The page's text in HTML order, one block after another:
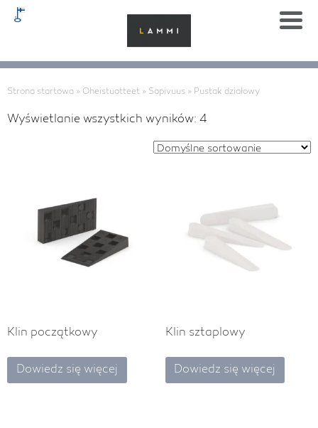
Strona startowa » Oheistuotteet » Sopivuus » Pustak działowy
Wyświetlanie wszystkich wyników: 4
Klin początkowy
Dowiedz się więcej
Klin sztaplowy
Dowiedz się więcej